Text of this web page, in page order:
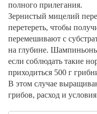
полного прилегания.
Зернистый мицелий
перетереть, чтобы
перемешивают с
на глубине.
если соблюдать такие
приходиться 500 г
В этом случае
грибов, расход и